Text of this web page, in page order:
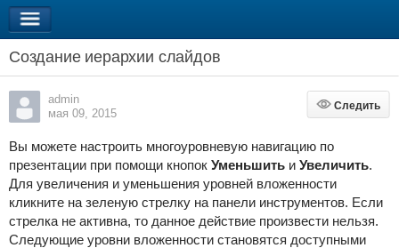
Создание иерархии слайдов
admin
мая 09, 2015
Следить
Следить
Вы можете настроить многоуровневую навигацию по
презентации при помощи кнопок Уменьшитьи Увеличить.
Для увеличения и уменьшения уровней вложенности
кликните на зеленую стрелку на панели инструментов. Если
стрелка не активна, то данное действие произвести нельзя.
Следующие уровни вложенности становятся доступными